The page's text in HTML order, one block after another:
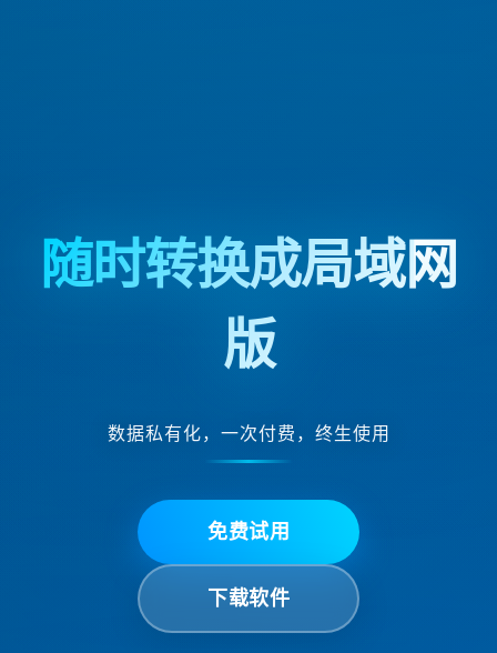
免费试用
下载软件
随时转换成局域网
版
数据私有化，一次付费，终生使用
免费试用
下载软件